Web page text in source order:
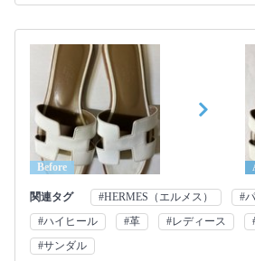
Before
関連タグ #HERMES（エルメス）
#
#ハイヒール
#革 #レディース
#サンダル